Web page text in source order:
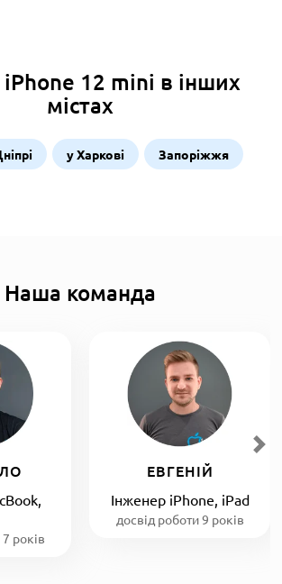
12 mini в інших
містах
у Харкові Запоріжжя
Наша команда
років
ЕВГЕНІЙ
Інженер iPhone, iPad
досвід роботи 9 років